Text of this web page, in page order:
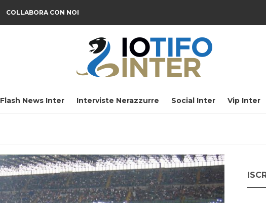
COLLABORA CON NOI
Flash News Inter Interviste Nerazzurre Social Inter Vip Inter